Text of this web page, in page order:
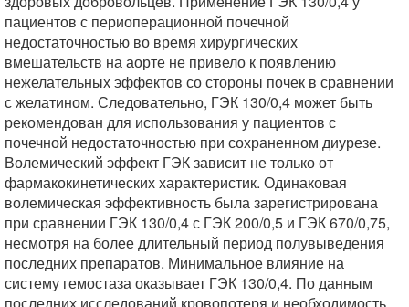
пациентов с периоперационной почечной
недостаточностью во время хирургических
вмешательств на аорте не привело к появлению
нежелательных эффектов со стороны почек в сравнении
с желатином. Следовательно, ГЭК 130/0,4 может быть
рекомендован для использования у пациентов с
почечной недостаточностью при сохраненном диурезе.
Волемический эффект ГЭК зависит не только от
фармакокинетических характеристик. Одинаковая
волемическая эффективность была зарегистрирована
при сравнении ГЭК 130/0,4 с ГЭК 200/0,5 и ГЭК 670/0,75,
несмотря на более длительный период полувыведения
последних препаратов. Минимальное влияние на
систему гемостаза оказывает ГЭК 130/0,4. По данным